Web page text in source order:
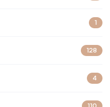
1
128
4